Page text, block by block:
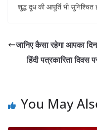
शुद्ध दूध की आपूर्ति भी सुनिश्चित
जानिए कैसा रहेगा आपका
हिंदी पत्रकारिता दिवस
You May